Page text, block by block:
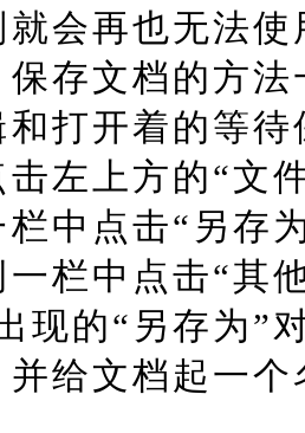
会再也无法
存文档的方法
打开着的等
左上方的“文
中点击“另存
栏中点击“其
现的“另存为”
给文档起一